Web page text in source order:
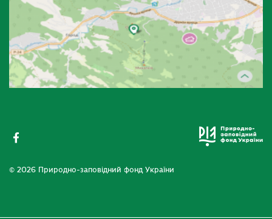
© 2026 Природно-заповідний фонд України